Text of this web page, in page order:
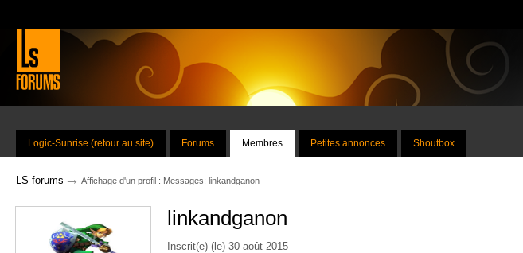
Logic-Sunrise (retour au site) Forums Membres Petites annonces Shoutbox
LS forums → Affichage d'un profil : Messages: linkandganon
linkandganon
Inscrit(e) (le) 30 août 2015